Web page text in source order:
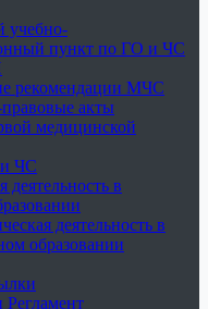
учебно-
пункт по ГО и ЧС
рекомендации МЧС
акты
медицинской
ЧС
деятельность в
деятельность в
образовании